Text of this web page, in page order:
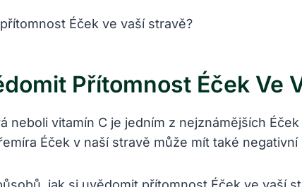
Přítomnost Éček Ve
neboli vitamín C je jedním z nejznámějších
Éček v naší stravě může mít také negativní